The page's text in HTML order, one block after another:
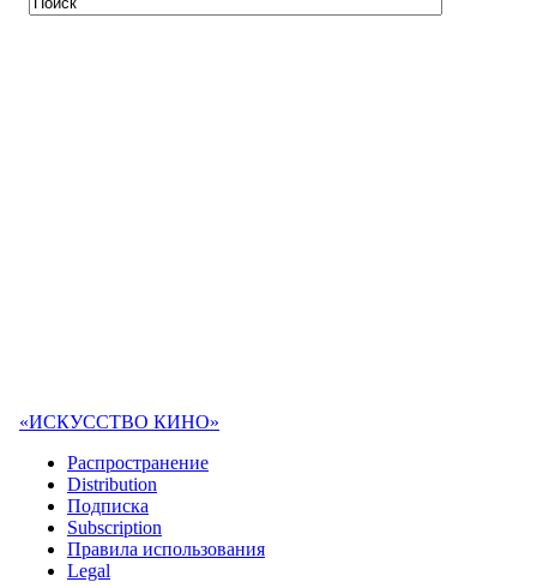
«ИСКУССТВО КИНО»
Распространение
Distribution
Подписка
Subscription
Правила использования
Legal